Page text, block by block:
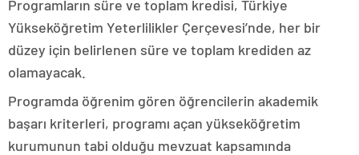
Programların süre ve toplam kredisi, Türkiye
Yükseköğretim Yeterlilikler Çerçevesi’nde, her bir
düzey için belirlenen süre ve toplam krediden az
olamayacak.
Programda öğrenim gören öğrencilerin akademik
başarı kriterleri, programı açan yükseköğretim
kurumunun tabi olduğu mevzuat kapsamında